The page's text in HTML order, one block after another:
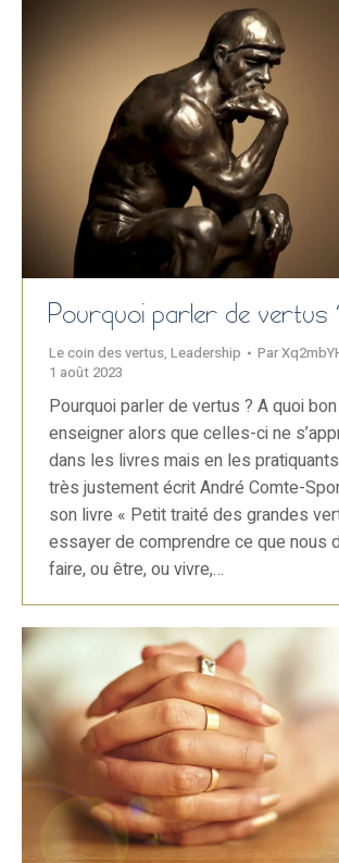
Pourquoi parler de vertus
Le coin des vertus, Leadership Par
1 août 2023
Pourquoi parler de vertus ? A quoi
enseigner alors que celles-ci ne
dans les livres mais en les
très justement écrit André Comte-
son livre « Petit traité des grandes
essayer de comprendre ce que nous
faire, ou être, ou vivre,…